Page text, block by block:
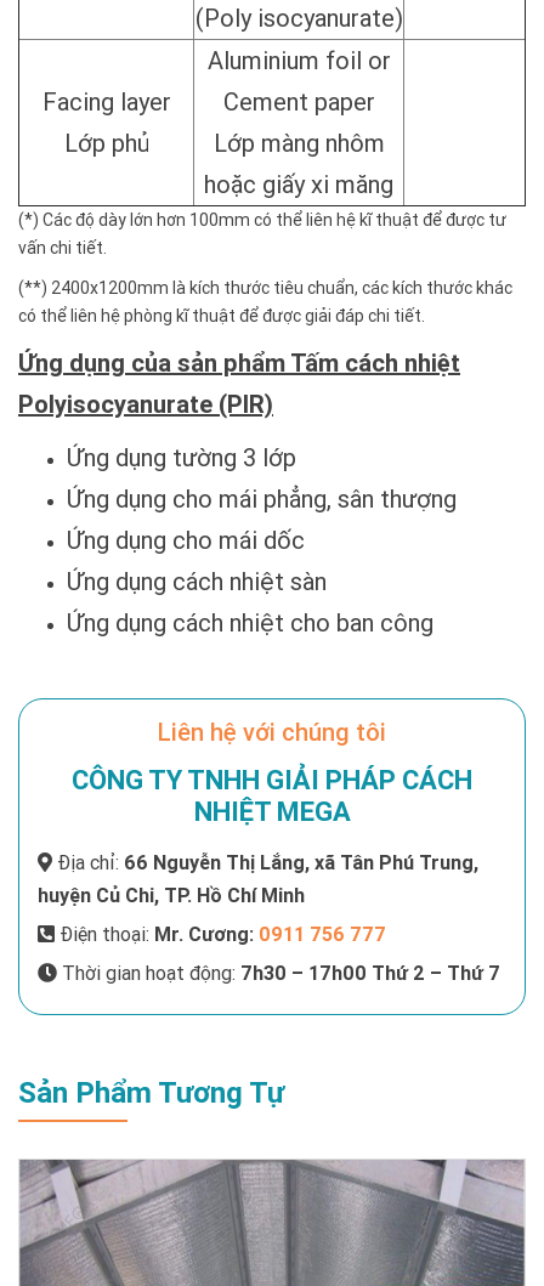
(Poly isocyanurate)
Facing layer
Lớp phủ
Aluminium foil or
Cement paper
Lớp màng nhôm
hoặc giấy xi măng
(*) Các độ dày lớn hơn 100mm có thể liên hệ kĩ thuật để được tư
vấn chi tiết.
(**) 2400x1200mm là kích thước tiêu chuẩn, các kích thước khác
có thể liên hệ phòng kĩ thuật để được giải đáp chi tiết.
Ứng dụng của sản phẩm Tấm cách nhiệt
Polyisocyanurate (PIR)
Ứng dụng tường 3 lớp
Ứng dụng cho mái phẳng, sân thượng
Ứng dụng cho mái dốc
Ứng dụng cách nhiệt sàn
Ứng dụng cách nhiệt cho ban công
Liên hệ với chúng tôi
CÔNG TY TNHH GIẢI PHÁP CÁCH
NHIỆT MEGA
Địa chỉ: 66 Nguyễn Thị Lắng, xã Tân Phú Trung,
huyện Củ Chi, TP. Hồ Chí Minh
Điện thoại: Mr. Cương: 0911 756 777
Thời gian hoạt động: 7h30 – 17h00 Thứ 2 – Thứ 7
Sản Phẩm Tương Tự